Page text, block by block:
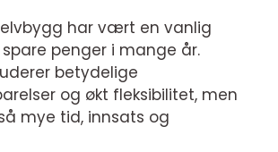
har vært en vanlig
penger i mange år.
betydelige
og økt fleksibilitet, men
mye tid, innsats og